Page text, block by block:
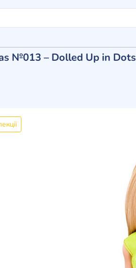
№013 – Dolled Up in Dots